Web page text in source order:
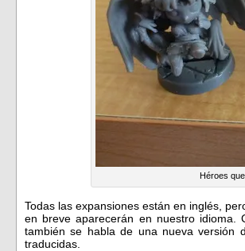
Héroes
Todas las expansiones están en inglés,
en breve aparecerán en nuestro
también se habla de una nueva versión
traducidas.